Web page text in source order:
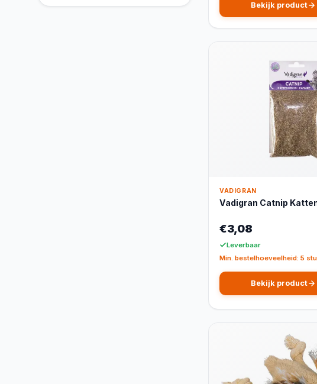
Bekijk product
VADIGRAN
Vadigran Catnip
€3,08
Leverbaar
Min. bestelhoeveelheid: 5
Bekijk product